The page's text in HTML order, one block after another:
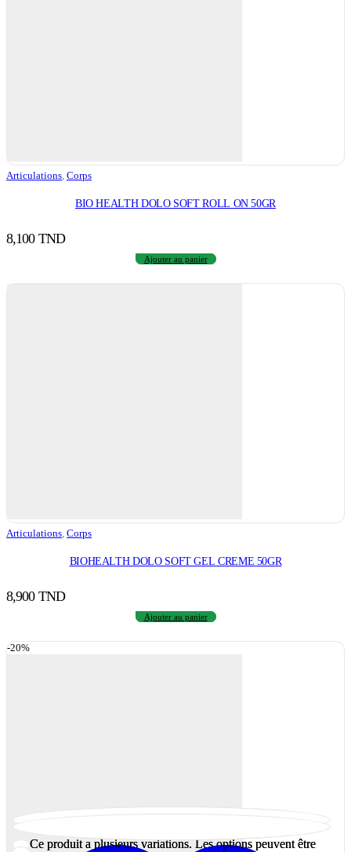
Articulations Corps
BIO HEALTH DOLO SOFT ROLL ON 50GR
8,100 TND
Ajouter au panier
Articulations Corps
BIOHEALTH DOLO SOFT GEL CREME 50GR
8,900 TND
Ajouter au panier
-20%
Ce produit a plusieurs variations. Les options peuvent être
Ce produit a plusieurs variations. Les options peuvent être